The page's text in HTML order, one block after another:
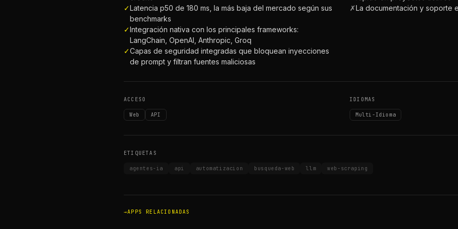
✓Latencia p50 de 180 ms, la más baja del mercado según sus
benchmarks
✓Integración nativa con los principales frameworks:
LangChain, OpenAI, Anthropic, Groq
✓Capas de seguridad integradas que bloquean inyecciones
de prompt y filtran fuentes maliciosas
✗La documentación y soporte
ACCESO
Web API
IDIOMAS
Multi-Idioma
ETIQUETAS
agentes-ia api automatizacion busqueda-web llm web-scraping
APPS RELACIONADAS